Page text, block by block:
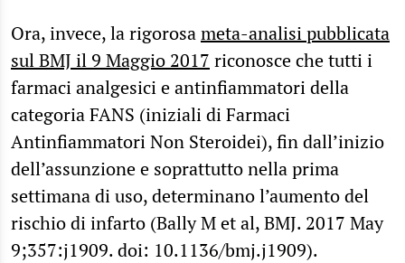
Ora, invece, la rigorosameta-analisi pubblicata
sul BMJ il 9 Maggio 2017 riconosce che tutti i
farmaci analgesici e antinfiammatori della
categoria FANS (iniziali di Farmaci
Antinfiammatori Non Steroidei), fin dall’inizio
dell’assunzione e soprattutto nella prima
settimana di uso, determinano l’aumento del
rischio di infarto (Bally M et al, BMJ. 2017 May
9;357:j1909. doi: 10.1136/bmj.j1909).